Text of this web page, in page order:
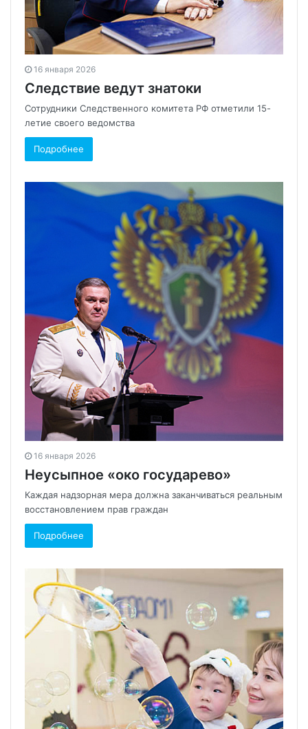
16 января 2026
Следствие ведут знатоки
Сотрудники Следственного комитета РФ отметили 15-
летие своего ведомства
Подробнее
16 января 2026
Неусыпное «око государево»
Каждая надзорная мера должна заканчиваться реальным
восстановлением прав граждан
Подробнее